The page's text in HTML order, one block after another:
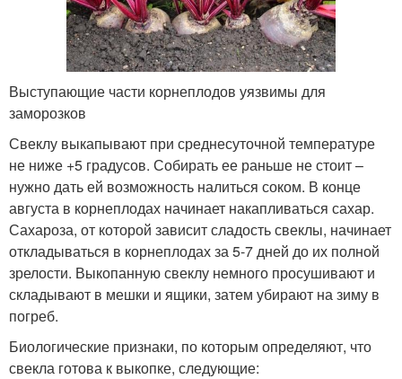
Выступающие части корнеплодов уязвимы для
заморозков
Свеклу выкапывают при среднесуточной температуре
не ниже +5 градусов. Собирать ее раньше не стоит –
нужно дать ей возможность налиться соком. В конце
августа в корнеплодах начинает накапливаться сахар.
Сахароза, от которой зависит сладость свеклы, начинает
откладываться в корнеплодах за 5-7 дней до их полной
зрелости. Выкопанную свеклу немного просушивают и
складывают в мешки и ящики, затем убирают на зиму в
погреб.
Биологические признаки, по которым определяют, что
свекла готова к выкопке, следующие: